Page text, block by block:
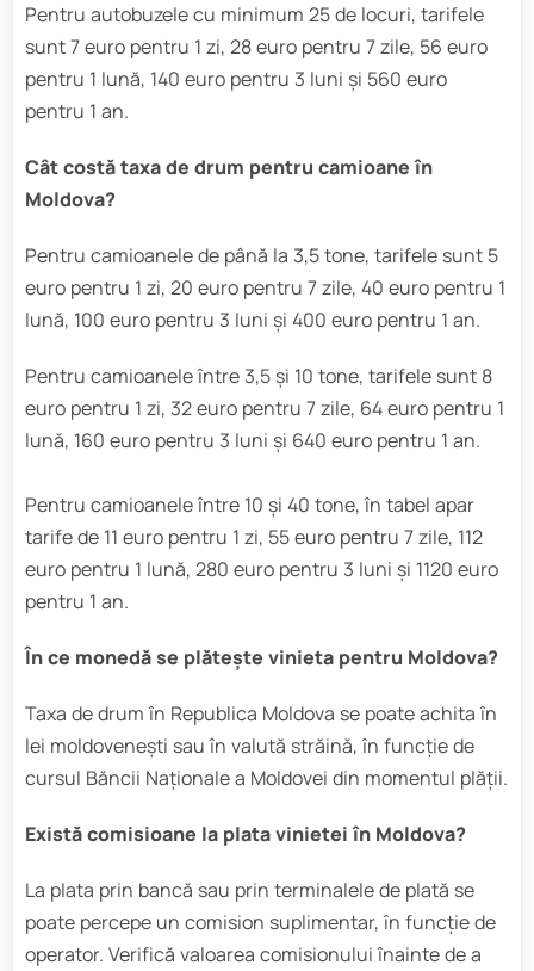
Pentru autobuzele cu minimum 25 de locuri, tarifele
sunt 7 euro pentru 1 zi, 28 euro pentru 7 zile, 56 euro
pentru 1 lună, 140 euro pentru 3 luni și 560 euro
pentru 1 an.
Cât costă taxa de drum pentru camioane în
Moldova?
Pentru camioanele de până la 3,5 tone, tarifele sunt 5
euro pentru 1 zi, 20 euro pentru 7 zile, 40 euro pentru 1
lună, 100 euro pentru 3 luni și 400 euro pentru 1 an.
Pentru camioanele între 3,5 și 10 tone, tarifele sunt 8
euro pentru 1 zi, 32 euro pentru 7 zile, 64 euro pentru 1
lună, 160 euro pentru 3 luni și 640 euro pentru 1 an.
Pentru camioanele între 10 și 40 tone, în tabel apar
tarife de 11 euro pentru 1 zi, 55 euro pentru 7 zile, 112
euro pentru 1 lună, 280 euro pentru 3 luni și 1120 euro
pentru 1 an.
În ce monedă se plătește vinieta pentru Moldova?
Taxa de drum în Republica Moldova se poate achita în
lei moldovenești sau în valută străină, în funcție de
cursul Băncii Naționale a Moldovei din momentul plății.
Există comisioane la plata vinietei în Moldova?
La plata prin bancă sau prin terminalele de plată se
poate percepe un comision suplimentar, în funcție de
operator. Verifică valoarea comisionului înainte de a